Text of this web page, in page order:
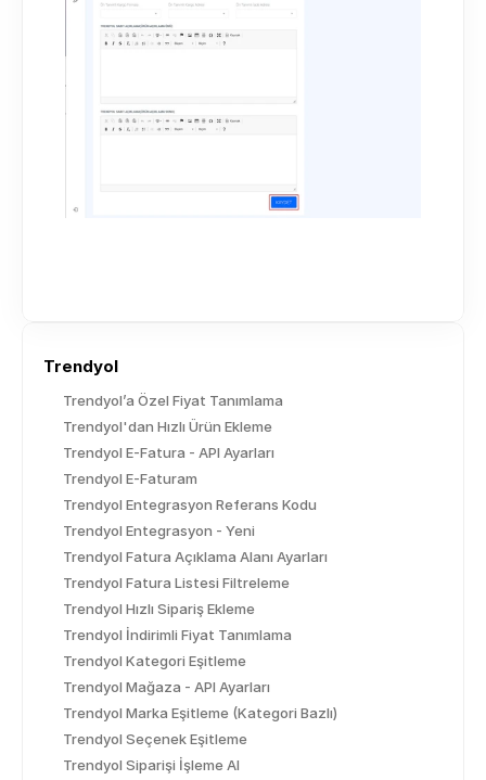
Trendyol
Trendyol’a Özel Fiyat Tanımlama
Trendyol'dan Hızlı Ürün Ekleme
Trendyol E-Fatura - API Ayarları
Trendyol E-Faturam
Trendyol Entegrasyon Referans Kodu
Trendyol Entegrasyon - Yeni
Trendyol Fatura Açıklama Alanı Ayarları
Trendyol Fatura Listesi Filtreleme
Trendyol Hızlı Sipariş Ekleme
Trendyol İndirimli Fiyat Tanımlama
Trendyol Kategori Eşitleme
Trendyol Mağaza - API Ayarları
Trendyol Marka Eşitleme (Kategori Bazlı)
Trendyol Seçenek Eşitleme
Trendyol Siparişi İşleme Al